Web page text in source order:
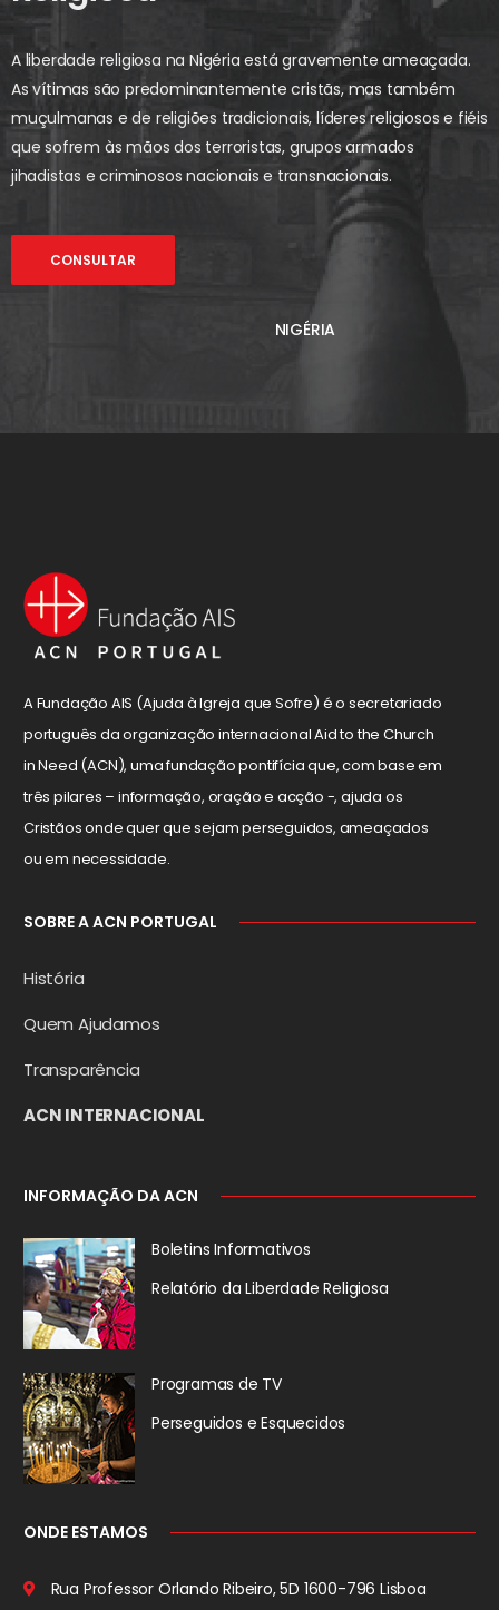
A liberdade religiosa na Nigéria está gravemente ameaçada.
As vítimas são predominantemente cristãs, mas também
muçulmanas e de religiões tradicionais, líderes religiosos e fiéis
que sofrem às mãos dos terroristas, grupos armados
jihadistas e criminosos nacionais e transnacionais.
CONSULTAR
NIGÉRIA
A Fundação AIS (Ajuda à Igreja que Sofre) é o secretariado
português da organização internacional Aid to the Church
in Need (ACN), uma fundação pontifícia que, com base em
três pilares – informação, oração e acção -, ajuda os
Cristãos onde quer que sejam perseguidos, ameaçados
ou em necessidade.
SOBRE A ACN PORTUGAL
História
Quem Ajudamos
Transparência
ACN INTERNACIONAL
INFORMAÇÃO DA ACN
Boletins Informativos
Relatório da Liberdade Religiosa
Programas de TV
Perseguidos e Esquecidos
ONDE ESTAMOS
Rua Professor Orlando Ribeiro, 5D 1600-796 Lisboa